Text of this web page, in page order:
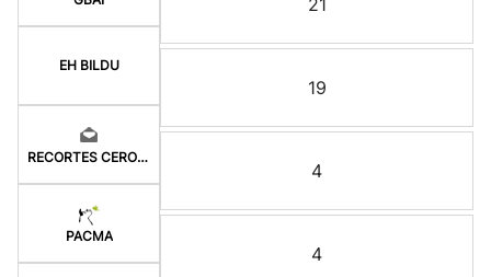
EH BILDU
RECORTES CERO-GV
PACMA
21
19
4
4